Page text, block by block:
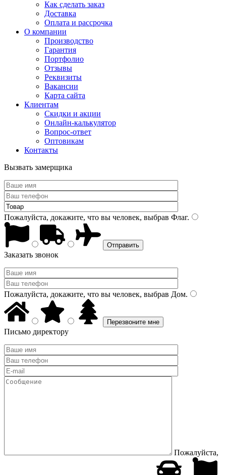
Как сделать заказ
Доставка
Оплата и рассрочка
О компании
Производство
Гарантия
Портфолио
Отзывы
Реквизиты
Вакансии
Карта сайта
Клиентам
Скидки и акции
Онлайн-калькулятор
Вопрос-ответ
Оптовикам
Контакты
Вызвать замерщика
Пожалуйста, докажите, что вы человек, выбрав Флаг.
Заказать звонок
Пожалуйста, докажите, что вы человек, выбрав Дом.
Письмо директору
Пожалуйста,